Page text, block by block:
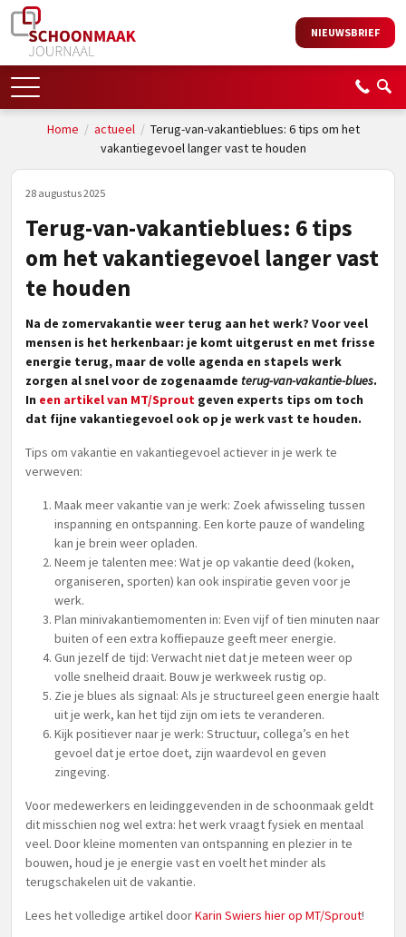
NIEUWSBRIEF
Home / actueel/ Terug-van-vakantieblues: 6 tips om het
vakantiegevoel langer vast te houden
28 augustus 2025
Terug-van-vakantieblues: 6 tips
om het vakantiegevoel langer vast
te houden
Na de zomervakantie weer terug aan het werk? Voor veel
mensen is het herkenbaar: je komt uitgerust en met frisse
energie terug, maar de volle agenda en stapels werk
zorgen al snel voor de zogenaamde terug-van-vakantie-blues.
In een artikel van MT/Sprout geven experts tips om toch
dat fijne vakantiegevoel ook op je werk vast te houden.
Tips om vakantie en vakantiegevoel actiever in je werk te
verweven:
Maak meer vakantie van je werk: Zoek afwisseling tussen
inspanning en ontspanning. Een korte pauze of wandeling
kan je brein weer opladen.
Neem je talenten mee: Wat je op vakantie deed (koken,
organiseren, sporten) kan ook inspiratie geven voor je
werk.
Plan minivakantiemomenten in: Even vijf of tien minuten naar
buiten of een extra koffiepauze geeft meer energie.
Gun jezelf de tijd: Verwacht niet dat je meteen weer op
volle snelheid draait. Bouw je werkweek rustig op.
Zie je blues als signaal: Als je structureel geen energie haalt
uit je werk, kan het tijd zijn om iets te veranderen.
Kijk positiever naar je werk: Structuur, collega’s en het
gevoel dat je ertoe doet, zijn waardevol en geven
zingeving.
Voor medewerkers en leidinggevenden in de schoonmaak geldt
dit misschien nog wel extra: het werk vraagt fysiek en mentaal
veel. Door kleine momenten van ontspanning en plezier in te
bouwen, houd je je energie vast en voelt het minder als
terugschakelen uit de vakantie.
Lees het volledige artikel doorKarin Swiers hier op MT/Sprout!